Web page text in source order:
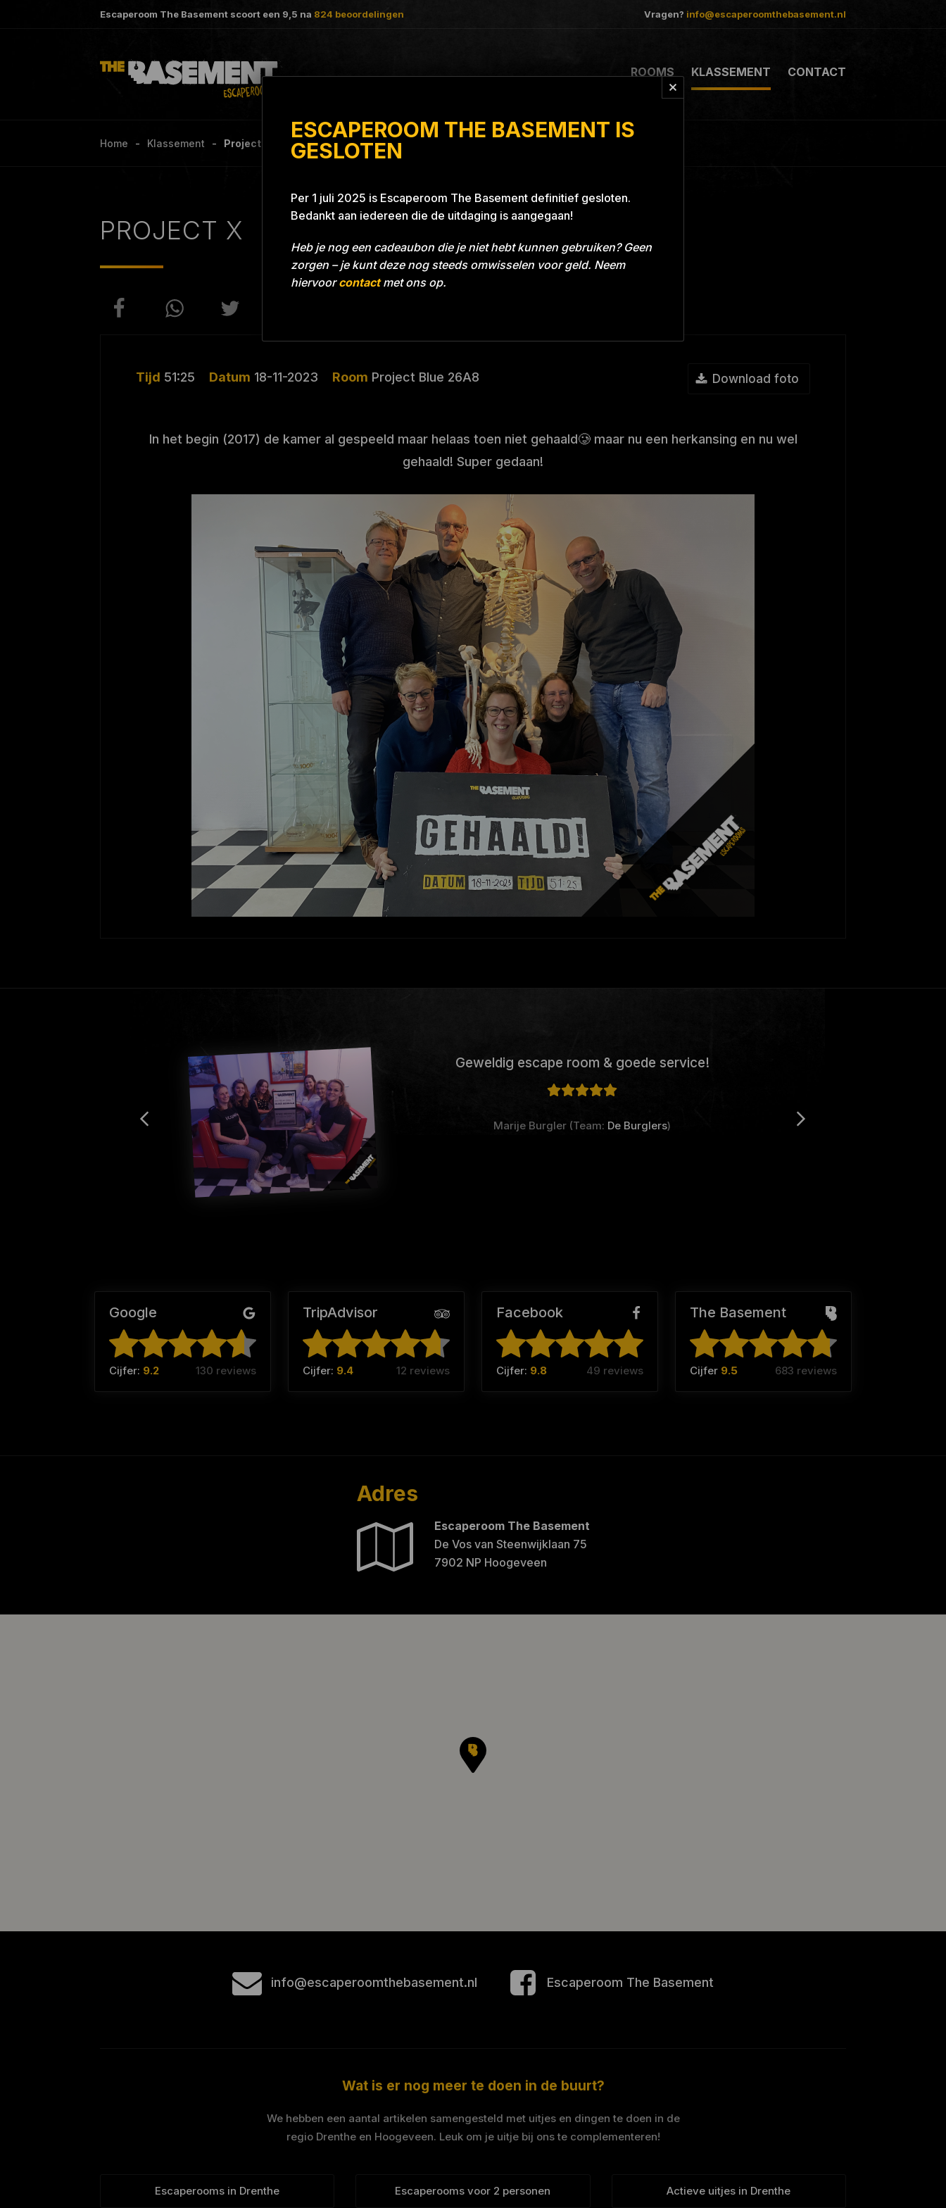
ESCAPEROOM THE BASEMENT IS
GESLOTEN
Per 1 juli 2025 is Escaperoom The Basement definitief gesloten.
Bedankt aan iedereen die de uitdaging is aangegaan!
Heb je nog een cadeaubon die je niet hebt kunnen gebruiken? Geen
zorgen – je kunt deze nog steeds omwisselen voor geld. Neem
hiervoorcontactmet ons op.
Escaperoom The Basement scoort een 9,5 na 824 beoordelingen Vragen? info@escaperoomthebasement.nl
ROOMS KLASSEMENT CONTACT
Home Klassement Project X Project Blue 26A8
PROJECT X
Tijd 51:25 Datum 18-11-2023 Room Project Blue 26A8 Download foto
In het begin (2017) de kamer al gespeeld maar helaas toen niet gehaald🥲 maar nu een herkansing en nu wel
gehaald! Super gedaan!
Geweldig escape room & goede service!
Marije Burgler (Team: De Burglers)
Google
Cijfer: 9.2 130 reviews
TripAdvisor
Cijfer: 9.4 12 reviews
Facebook
Cijfer: 9.8 49 reviews
The Basement
Cijfer 9.5 683 reviews
Adres
Escaperoom The Basement
De Vos van Steenwijklaan 75
7902 NP Hoogeveen
info@escaperoomthebasement.nl Escaperoom The Basement
Wat is er nog meer te doen in de buurt?
We hebben een aantal artikelen samengesteld met uitjes en dingen te doen in de
regio Drenthe en Hoogeveen. Leuk om je uitje bij ons te complementeren!
Escaperooms in Drenthe Escaperooms voor 2 personen Actieve uitjes in Drenthe